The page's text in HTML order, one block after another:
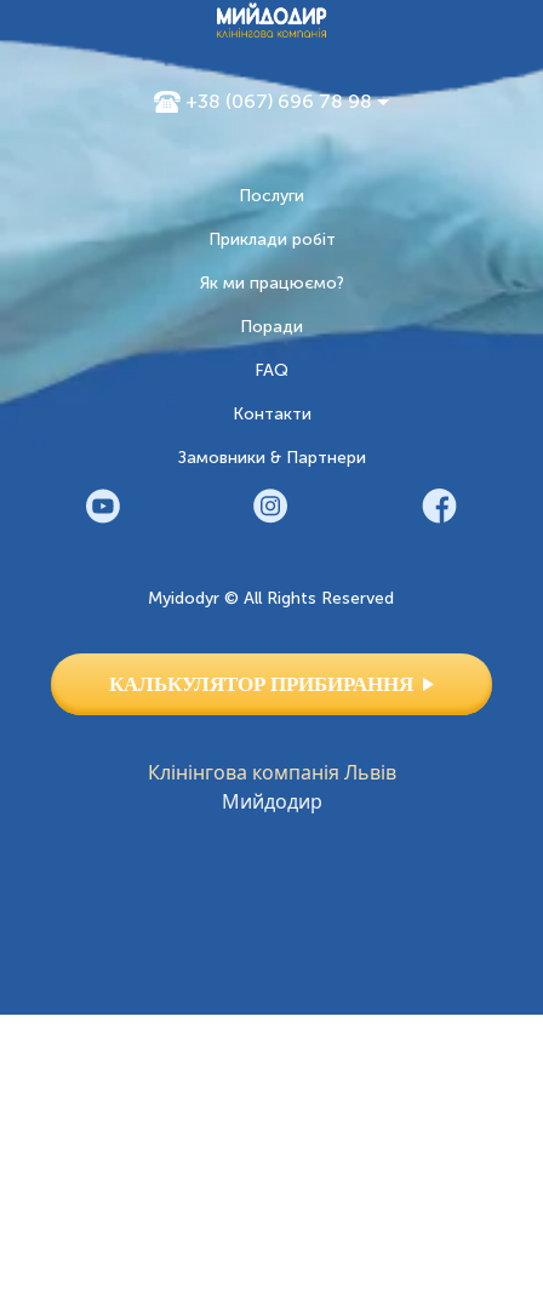
Послуги
Приклади робіт
Як ми працюємо?
Поради
FAQ
Контакти
Замовники & Партнери
+38 (067) 696 78 98
Myidodyr © All Rights Reserved
КАЛЬКУЛЯТОР ПРИБИРАННЯ
Клінінгова компанія Львів
Мийдодир